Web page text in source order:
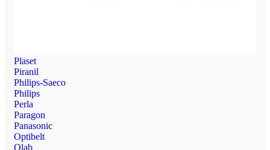
Plaset
Piranil
Philips-Saeco
Philips
Perla
Paragon
Panasonic
Optibelt
Olab